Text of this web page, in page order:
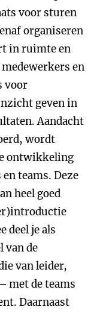
voor sturen
organiseren
in ruimte en
en
voor
geven in
Aandacht
wordt
ontwikkeling
teams. Deze
heel goed
deel je als
van de
van leider,
met de teams
Daarnaast